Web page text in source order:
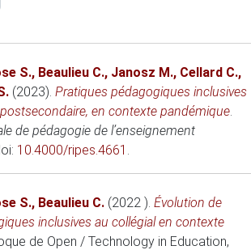
S., Beaulieu C., Janosz M., Cellard C.,
(2023). Pratiques pédagogiques inclusives
en contexte pandémique.
de pédagogie de l’enseignement
10.4000/ripes.4661 .
S., Beaulieu C. (2022 ). Évolution de
inclusives au collégial en contexte
de Open / Technology in Education,